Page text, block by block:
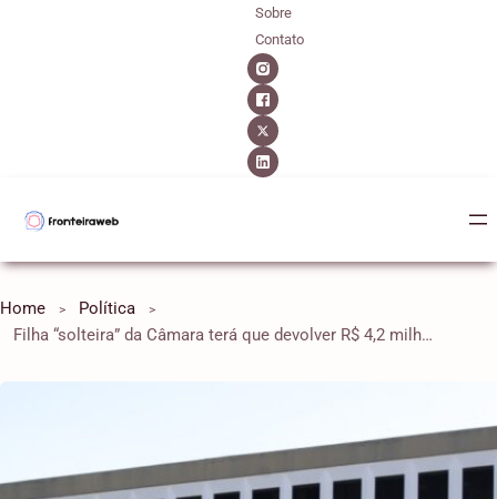
Sobre
Contato
Home
Política
Filha “solteira” da Câmara terá que devolver R$ 4,2 milhões à União